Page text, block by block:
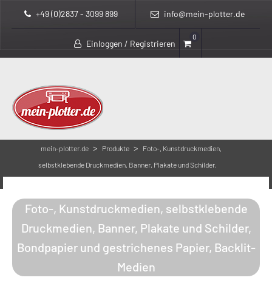
+49 (0)2837 - 3099 899 info@mein-plotter.de
Einloggen / Registrieren
0
mein-plotter.de > Produkte >
Foto-, Kunstdruckmedien,
selbstklebende Druckmedien, Banner, Plakate und Schilder,
Foto-, Kunstdruckmedien, selbstklebende
Druckmedien, Banner, Plakate und Schilder,
Bondpapier und gestrichenes Papier, Backlit-
Medien